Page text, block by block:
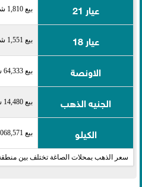
عيار 21 بيع 1,810 شراء 1,850
عيار 18 بيع 1,551 شراء 1,586
الاونصة بيع 64,333 شراء 65,754
الجنيه الذهب بيع 14,480 شراء 14,800
الكيلو بيع 2,068,571 شراء 2,114,286
سعر الذهب بمحلات الصاغة تختلف بين